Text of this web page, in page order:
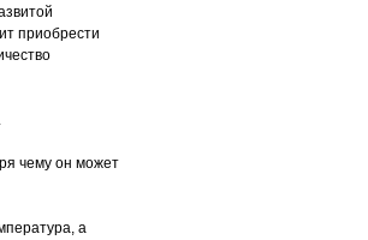
приобрести
чему он может
а